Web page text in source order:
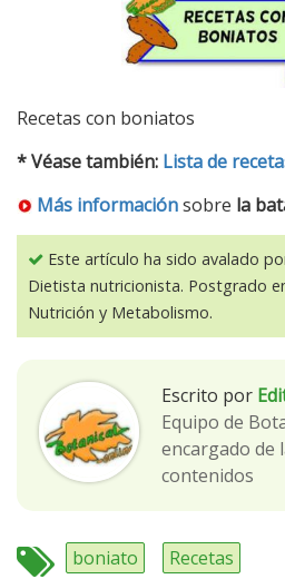
Recetas con boniatos
* Véase también: Lista de
Más informaciónsobre la
Este artículo ha sido avalado
Dietista nutricionista. Postgrado
Nutrición y Metabolismo.
Escrito por
Equipo de
encargado de
contenidos
boniato Recetas